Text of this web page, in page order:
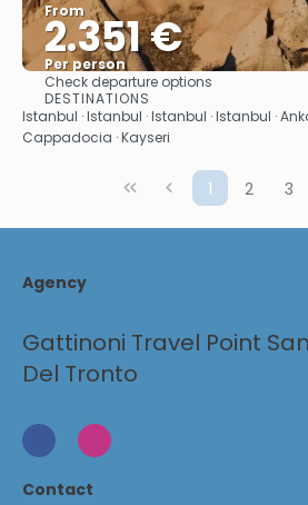
From
2.351 €
Per person
Check departure options
DESTINATIONS
Istanbul · Istanbul · Istanbul · Istanbul ·
Cappadocia · Kayseri
1 2 3
Agency
Gattinoni Travel Point
Del Tronto
Contact